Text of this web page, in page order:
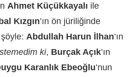
Ahmet Küçükkayalı ile
Kızgın’ın ön jüriliğinde
Abdullah Harun İlhan’ın
ki, Burçak Açık’ın
Karanlık Ebeoğlu’nun